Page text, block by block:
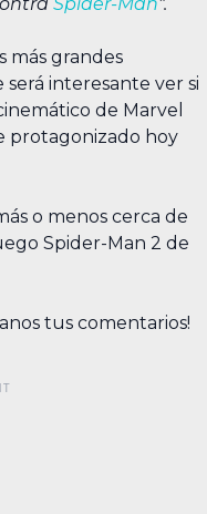
más grandes
interesante ver si
de Marvel
protagonizado hoy
o menos cerca de
Spider-Man 2 de
tus comentarios!